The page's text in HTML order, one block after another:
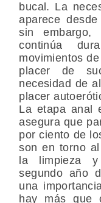
bucal. La
aparece
sin
continúa
movimientos
placer de
necesidad de
placer
La etapa anal
asegura que
por ciento de
son en torno
la limpieza
segundo año
una
hay más que